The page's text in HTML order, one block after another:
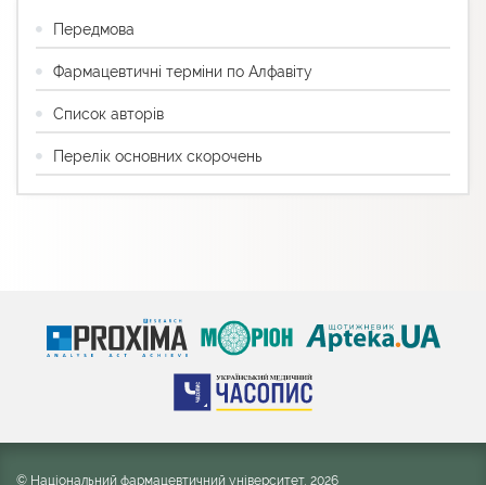
Передмова
Фармацевтичні терміни по Алфавіту
Список авторів
Перелік основних скорочень
© Національний фармацевтичний університет, 2026